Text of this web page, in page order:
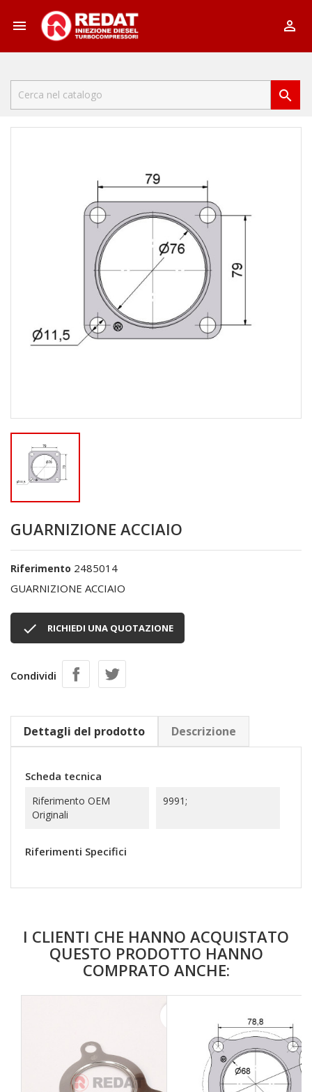
 

GUARNIZIONE ACCIAIO
Riferimento 2485014
GUARNIZIONE ACCIAIO
 RICHIEDI UNA QUOTAZIONE
Condividi
Dettagli del prodotto Descrizione
Scheda tecnica
Riferimento OEM
Originali
9991;
Riferimenti Specifici
I CLIENTI CHE HANNO ACQUISTATO
QUESTO PRODOTTO HANNO
COMPRATO ANCHE: